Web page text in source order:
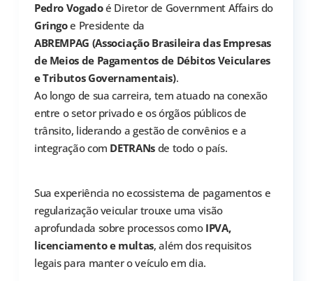
Pedro Vogadoé Diretor de Government Affairs do
Gringoe Presidente da
ABREMPAG (Associação Brasileira das Empresas
de Meios de Pagamentos de Débitos Veiculares
e Tributos Governamentais).
Ao longo de sua carreira, tem atuado na conexão
entre o setor privado e os órgãos públicos de
trânsito, liderando a gestão de convênios e a
integração com DETRANsde todo o país.
Sua experiência no ecossistema de pagamentos e
regularização veicular trouxe uma visão
aprofundada sobre processos como IPVA,
licenciamento e multas, além dos requisitos
legais para manter o veículo em dia.